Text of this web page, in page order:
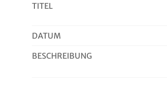
TITEL
DATUM
BESCHREIBUNG